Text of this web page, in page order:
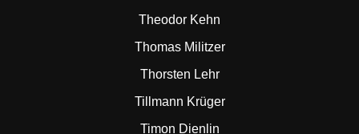
Theodor Kehn
Thomas Militzer
Thorsten Lehr
Tillmann Krüger
Timon Dienlin